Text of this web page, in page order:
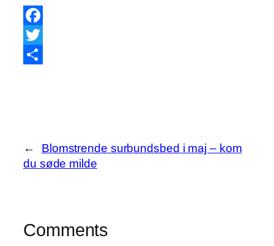
Facebook
Twitter
←
Blomstrende surbundsbed i maj – kom
du søde milde
Comments